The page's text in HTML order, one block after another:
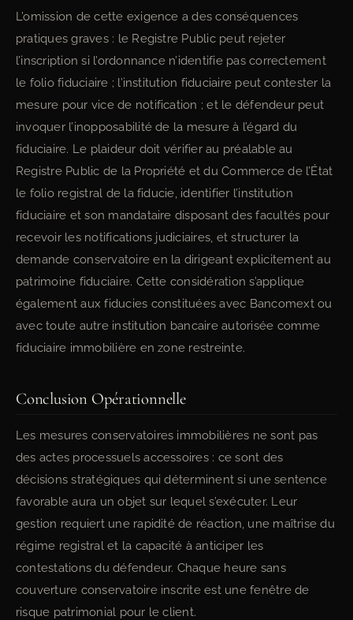
L’omission de cette exigence a des conséquences
pratiques graves : le Registre Public peut rejeter
l’inscription si l’ordonnance n’identifie pas correctement
le folio fiduciaire ; l’institution fiduciaire peut contester la
mesure pour vice de notification ; et le défendeur peut
invoquer l’inopposabilité de la mesure à l’égard du
fiduciaire. Le plaideur doit vérifier au préalable au
Registre Public de la Propriété et du Commerce de l’État
le folio registral de la fiducie, identifier l’institution
fiduciaire et son mandataire disposant des facultés pour
recevoir les notifications judiciaires, et structurer la
demande conservatoire en la dirigeant explicitement au
patrimoine fiduciaire. Cette considération s’applique
également aux fiducies constituées avec Bancomext ou
avec toute autre institution bancaire autorisée comme
fiduciaire immobilière en zone restreinte.
Conclusion Opérationnelle
Les mesures conservatoires immobilières ne sont pas
des actes processuels accessoires : ce sont des
décisions stratégiques qui déterminent si une sentence
favorable aura un objet sur lequel s’exécuter. Leur
gestion requiert une rapidité de réaction, une maîtrise du
régime registral et la capacité à anticiper les
contestations du défendeur. Chaque heure sans
couverture conservatoire inscrite est une fenêtre de
risque patrimonial pour le client.